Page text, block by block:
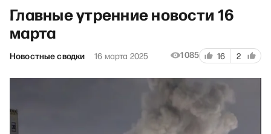
Главные утренние новости 16
марта
Новостные сводки 16 марта 2025 1085 16 2